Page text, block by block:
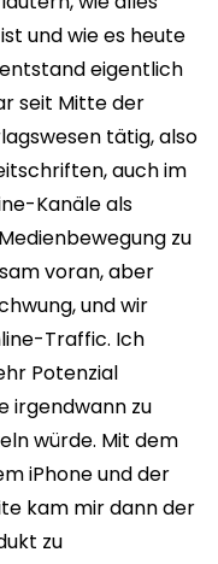
und wie es heute
eigentlich
seit Mitte der
tätig, also
auch im
Kanäle als
zu
voran, aber
und wir
Traffic. Ich
Potenzial
irgendwann zu
würde. Mit dem
iPhone und der
kam mir dann der
zu